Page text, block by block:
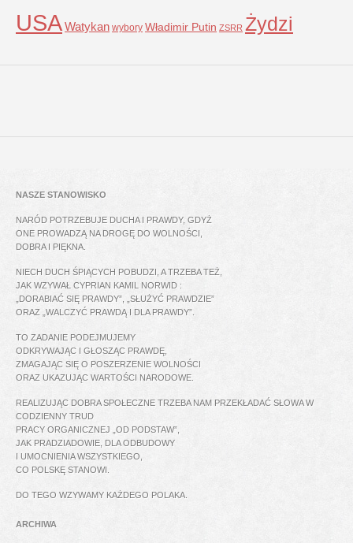
USAWatykan wybory Władimir Putin ZSRR Żydzi
NASZE STANOWISKO
NARÓD POTRZEBUJE DUCHA I PRAWDY, GDYŻ
ONE PROWADZĄ NA DROGĘ DO WOLNOŚCI,
DOBRA I PIĘKNA.
NIECH DUCH ŚPIĄCYCH POBUDZI, A TRZEBA TEŻ,
JAK WZYWAŁ CYPRIAN KAMIL NORWID :
„DORABIAĆ SIĘ PRAWDY”, „SŁUŻYĆ PRAWDZIE”
ORAZ „WALCZYĆ PRAWDĄ I DLA PRAWDY”.
TO ZADANIE PODEJMUJEMY
ODKRYWAJĄC I GŁOSZĄC PRAWDĘ,
ZMAGAJĄC SIĘ O POSZERZENIE WOLNOŚCI
ORAZ UKAZUJĄC WARTOŚCI NARODOWE.
REALIZUJĄC DOBRA SPOŁECZNE TRZEBA NAM PRZEKŁADAĆ SŁOWA W
CODZIENNY TRUD
PRACY ORGANICZNEJ „OD PODSTAW”,
JAK PRADZIADOWIE, DLA ODBUDOWY
I UMOCNIENIA WSZYSTKIEGO,
CO POLSKĘ STANOWI.
DO TEGO WZYWAMY KAŻDEGO POLAKA.
ARCHIWA